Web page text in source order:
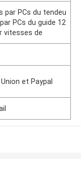
par PCs du tendeu
PCs du guide 12
vitesses de
et Paypal